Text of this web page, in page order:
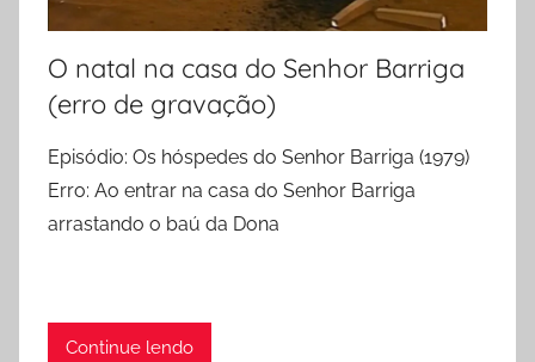
O natal na casa do Senhor Barriga
(erro de gravação)
Episódio: Os hóspedes do Senhor Barriga (1979)
Erro: Ao entrar na casa do Senhor Barriga
arrastando o baú da Dona
Continue lendo